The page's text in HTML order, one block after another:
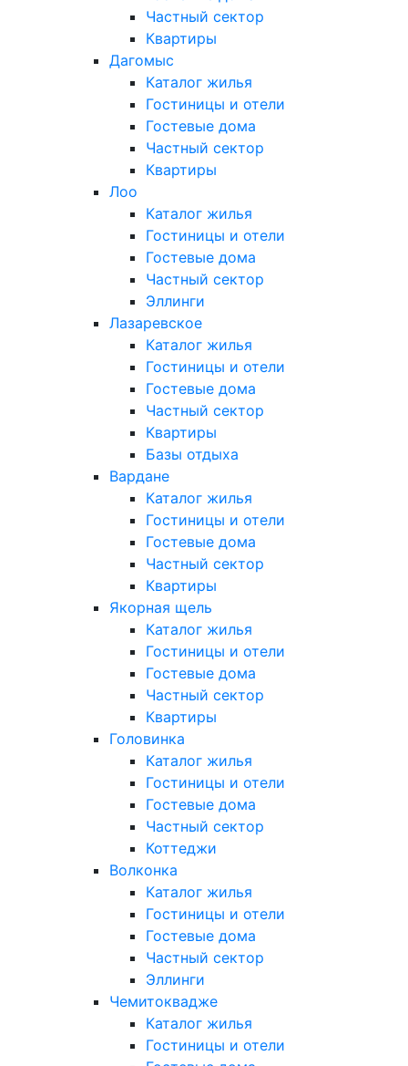
Частный сектор
Квартиры
Дагомыс
Каталог жилья
Гостиницы и отели
Гостевые дома
Частный сектор
Квартиры
Лоо
Каталог жилья
Гостиницы и отели
Гостевые дома
Частный сектор
Эллинги
Лазаревское
Каталог жилья
Гостиницы и отели
Гостевые дома
Частный сектор
Квартиры
Базы отдыха
Вардане
Каталог жилья
Гостиницы и отели
Гостевые дома
Частный сектор
Квартиры
Якорная щель
Каталог жилья
Гостиницы и отели
Гостевые дома
Частный сектор
Квартиры
Головинка
Каталог жилья
Гостиницы и отели
Гостевые дома
Частный сектор
Коттеджи
Волконка
Каталог жилья
Гостиницы и отели
Гостевые дома
Частный сектор
Эллинги
Чемитоквадже
Каталог жилья
Гостиницы и отели